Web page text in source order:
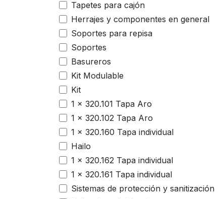
Tapetes para cajón
Herrajes y componentes en general
Soportes para repisa
Soportes
Basureros
Kit Modulable
Kit
1 x 320.101 Tapa Aro
1 x 320.102 Tapa Aro
1 x 320.160 Tapa individual
Hailo
1 x 320.162 Tapa individual
1 x 320.161 Tapa individual
Sistemas de protección y sanitización